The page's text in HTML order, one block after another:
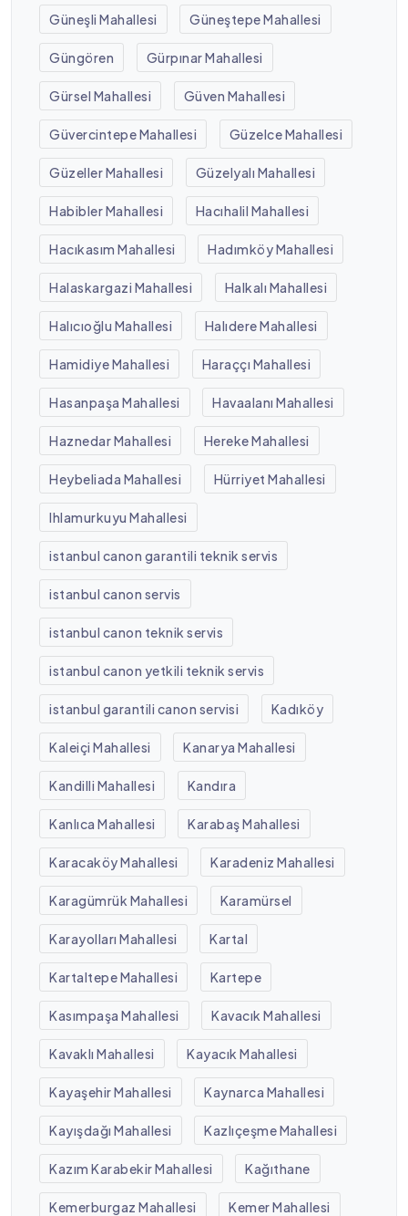
Güneşli Mahallesi Güneştepe Mahallesi
Güngören Gürpınar Mahallesi
Gürsel Mahallesi Güven Mahallesi
Güvercintepe Mahallesi Güzelce Mahallesi
Güzeller Mahallesi Güzelyalı Mahallesi
Habibler Mahallesi Hacıhalil Mahallesi
Hacıkasım Mahallesi Hadımköy Mahallesi
Halaskargazi Mahallesi Halkalı Mahallesi
Halıcıoğlu Mahallesi Halıdere Mahallesi
Hamidiye Mahallesi Haraççı Mahallesi
Hasanpaşa Mahallesi Havaalanı Mahallesi
Haznedar Mahallesi Hereke Mahallesi
Heybeliada Mahallesi Hürriyet Mahallesi
Ihlamurkuyu Mahallesi
istanbul canon garantili teknik servis
istanbul canon servis
istanbul canon teknik servis
istanbul canon yetkili teknik servis
istanbul garantili canon servisi Kadıköy
Kaleiçi Mahallesi Kanarya Mahallesi
Kandilli Mahallesi Kandıra
Kanlıca Mahallesi Karabaş Mahallesi
Karacaköy Mahallesi Karadeniz Mahallesi
Karagümrük Mahallesi Karamürsel
Karayolları Mahallesi Kartal
Kartaltepe Mahallesi Kartepe
Kasımpaşa Mahallesi Kavacık Mahallesi
Kavaklı Mahallesi Kayacık Mahallesi
Kayaşehir Mahallesi Kaynarca Mahallesi
Kayışdağı Mahallesi Kazlıçeşme Mahallesi
Kazım Karabekir Mahallesi Kağıthane
Kemerburgaz Mahallesi Kemer Mahallesi